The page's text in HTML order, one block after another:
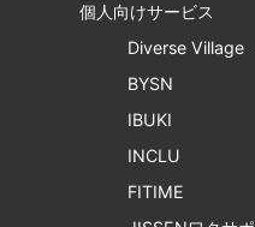
個人向けサービス
Diverse Village
BYSN
IBUKI
INCLU
FITIME